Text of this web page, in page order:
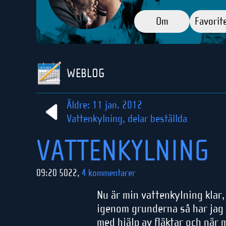
Om
WEBLOG
Äldre: 11 jan. 2012
Vattenkylning, delar beställda
VATTENKYLNING
09:20 5022, 4 kommentarer
Nu är min vattenkylning
igenom grunderna så har
med hjälp av fläktar och när